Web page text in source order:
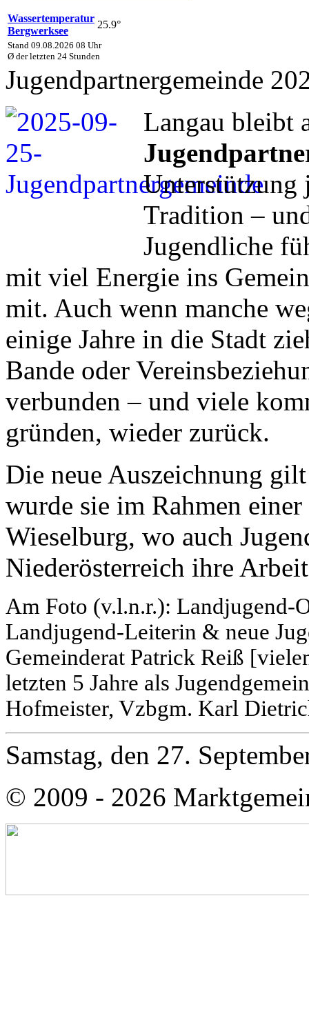
Wassertemperatur
Bergwerksee
25.9°
Stand 09.08.2026 08 Uhr
Ø der letzten 24 Stunden
Jugendpartnergemeinde
Langau bleibt
Unterstützung
Tradition –
Jugendliche
mit viel Energie ins
mit. Auch wenn manche
einige Jahre in die Stadt
Bande oder
verbunden – und viele
gründen, wieder zurück.
Die neue Auszeichnung
wurde sie im Rahmen
Wieselburg, wo auch
Niederösterreich ihre
Am Foto (v.l.n.r.): Landjugend-
Landjugend-Leiterin & neue
Gemeinderat Patrick Reiß
letzten 5 Jahre als
Hofmeister, Vzbgm. Karl
Samstag, den 27.
© 2009 - 2026